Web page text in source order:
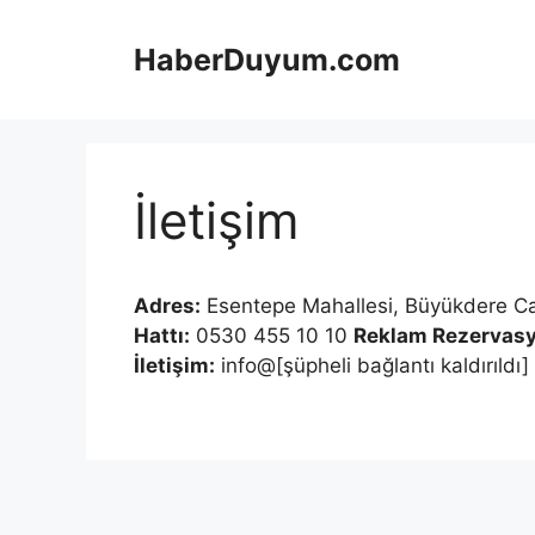
HaberDuyum.com
İletişim
Adres: Esentepe Mahallesi, Büyükdere
Hattı: 0530 455 10 10 Reklam
İletişim: info@[şüpheli bağlantı kaldırıldı]